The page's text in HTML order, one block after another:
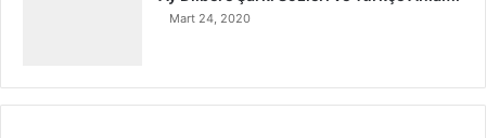
Mart 24, 2020